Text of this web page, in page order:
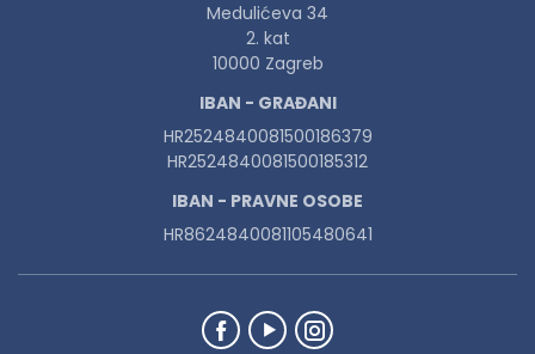
Medulićeva 34
2. kat
10000 Zagreb
IBAN - GRAĐANI
HR2524840081500186379
HR2524840081500185312
IBAN - PRAVNE OSOBE
HR8624840081105480641